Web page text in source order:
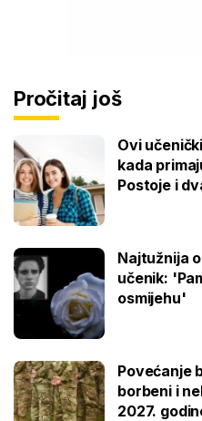
Pročitaj još
Ovi
kada
Postoje i
Najtužnija
učenik:
osmijehu'
Povećanje
borbeni i
2027.